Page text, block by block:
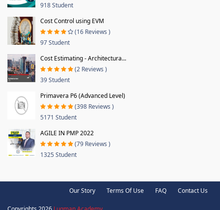
918 Student
Cost Control using EVM
(16 Reviews )
97 Student
Cost Estimating - Architectura...
(2 Reviews )
39 Student
Primavera P6 (Advanced Level)
(398 Reviews )
5171 Student
AGILE IN PMP 2022
(79 Reviews )
1325 Student
Our Story Terms Of Use FAQ Contact Us